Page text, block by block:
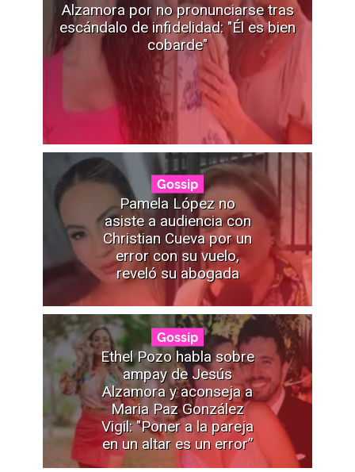
Alzamora por no pronunciarse tras
escándalo de infidelidad: "Él es bien
cobarde"
Gossip
Pamela López no
asiste a audiencia con
Christian Cueva por un
error con su vuelo,
reveló su abogada
Gossip
Ethel Pozo habla sobre
ampay de Jesús
Alzamora y aconseja a
Maria Paz González
Vigil: "Poner a la pareja
en un altar es un error”